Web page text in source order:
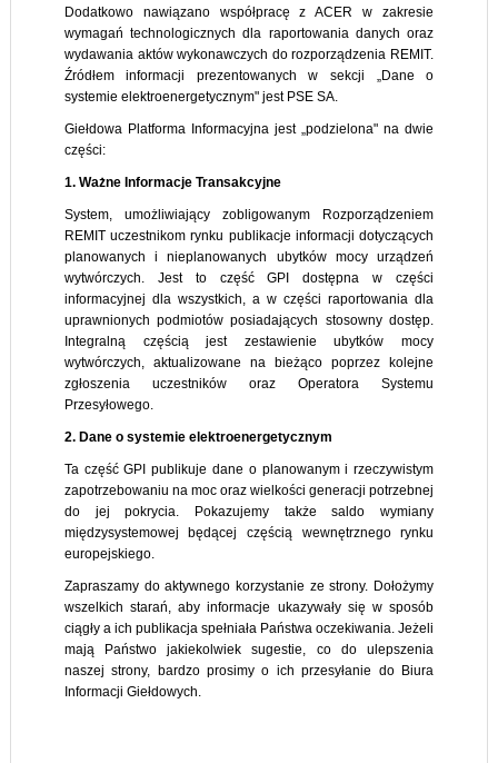
Dodatkowo nawiązano współpracę z ACER w zakresie
wymagań technologicznych dla raportowania danych oraz
wydawania aktów wykonawczych do rozporządzenia REMIT.
Źródłem informacji prezentowanych w sekcji „Dane o
systemie elektroenergetycznym" jest PSE SA.
Giełdowa Platforma Informacyjna jest „podzielona" na dwie
części:
1. Ważne Informacje Transakcyjne
System, umożliwiający zobligowanym Rozporządzeniem
REMIT uczestnikom rynku publikacje informacji dotyczących
planowanych i nieplanowanych ubytków mocy urządzeń
wytwórczych. Jest to część GPI dostępna w części
informacyjnej dla wszystkich, a w części raportowania dla
uprawnionych podmiotów posiadających stosowny dostęp.
Integralną częścią jest zestawienie ubytków mocy
wytwórczych, aktualizowane na bieżąco poprzez kolejne
zgłoszenia uczestników oraz Operatora Systemu
Przesyłowego.
2. Dane o systemie elektroenergetycznym
Ta część GPI publikuje dane o planowanym i rzeczywistym
zapotrzebowaniu na moc oraz wielkości generacji potrzebnej
do jej pokrycia. Pokazujemy także saldo wymiany
międzysystemowej będącej częścią wewnętrznego rynku
europejskiego.
Zapraszamy do aktywnego korzystanie ze strony. Dołożymy
wszelkich starań, aby informacje ukazywały się w sposób
ciągły a ich publikacja spełniała Państwa oczekiwania. Jeżeli
mają Państwo jakiekolwiek sugestie, co do ulepszenia
naszej strony, bardzo prosimy o ich przesyłanie do Biura
Informacji Giełdowych.